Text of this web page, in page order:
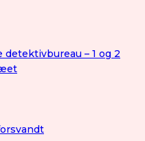
– 1 og 2